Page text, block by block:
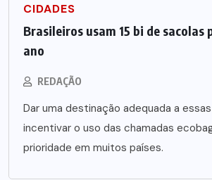
CIDADES
Brasileiros usam 15 bi de sacolas
ano
REDAÇÃO
Dar uma destinação adequada a
incentivar o uso das chamadas
prioridade em muitos países.